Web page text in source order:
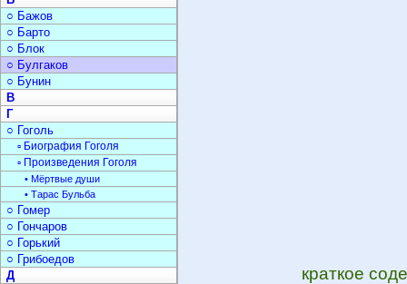
краткое
○ Бажов
○ Барто
○ Блок
○ Булгаков
○ Бунин
В
Г
○ Гоголь
▫ Биография Гоголя
▫ Произведения Гоголя
• Мёртвые души
• Тарас Бульба
○ Гомер
○ Гончаров
○ Горький
○ Грибоедов
Д